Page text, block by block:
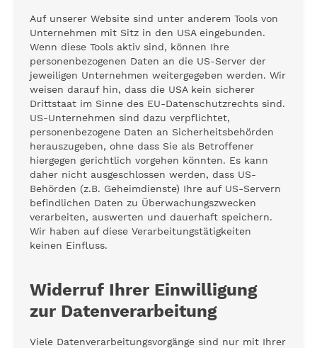
Auf unserer Website sind unter anderem Tools von
Unternehmen mit Sitz in den USA eingebunden.
Wenn diese Tools aktiv sind, können Ihre
personenbezogenen Daten an die US-Server der
jeweiligen Unternehmen weitergegeben werden. Wir
weisen darauf hin, dass die USA kein sicherer
Drittstaat im Sinne des EU-Datenschutzrechts sind.
US-Unternehmen sind dazu verpflichtet,
personenbezogene Daten an Sicherheitsbehörden
herauszugeben, ohne dass Sie als Betroffener
hiergegen gerichtlich vorgehen könnten. Es kann
daher nicht ausgeschlossen werden, dass US-
Behörden (z.B. Geheimdienste) Ihre auf US-Servern
befindlichen Daten zu Überwachungszwecken
verarbeiten, auswerten und dauerhaft speichern.
Wir haben auf diese Verarbeitungstätigkeiten
keinen Einfluss.
Widerruf Ihrer Einwilligung
zur Datenverarbeitung
Viele Datenverarbeitungsvorgänge sind nur mit Ihrer